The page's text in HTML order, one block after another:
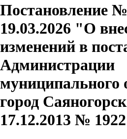
Постановление
19.03.2026 "О
изменений в
Администрации
муниципального
город
17.12.2013 №